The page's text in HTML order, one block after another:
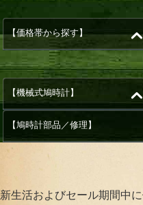
【価格帯から探す】
【機械式鳩時計】
【鳩時計部品／修理】
新生活およびセール期間中